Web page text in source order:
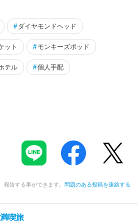
# ダイヤモンドヘッド
ット # モンキーズポッド
テル #個人手配
報告する事ができます。 問題のある投稿を連絡する
喫旅